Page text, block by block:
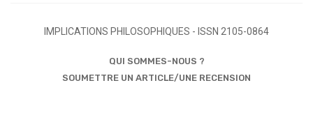
IMPLICATIONS PHILOSOPHIQUES - ISSN 2105-0864
QUI SOMMES-NOUS ?
SOUMETTRE UN ARTICLE/UNE RECENSION